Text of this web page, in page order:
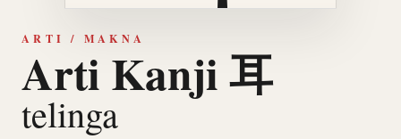
ARTI / MAKNA
Arti Kanji 耳
telinga